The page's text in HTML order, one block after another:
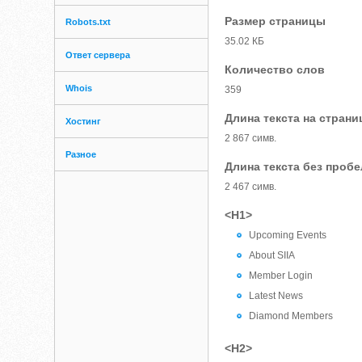
Robots.txt
Ответ сервера
Whois
Хостинг
Разное
Размер страницы
35.02 КБ
Количество слов
359
Длина текста на
2 867 симв.
Длина текста без
2 467 симв.
<H1>
Upcoming Events
About SIIA
Member Login
Latest News
Diamond Members
<H2>